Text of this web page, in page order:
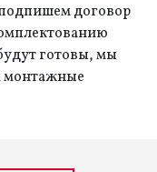
договор
готовы, мы
монтажные